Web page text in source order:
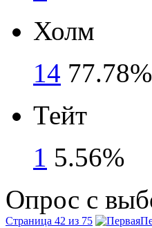
Холм
14 77.78%
Тейт
1 5.56%
Опрос с
Страница 42 из 75